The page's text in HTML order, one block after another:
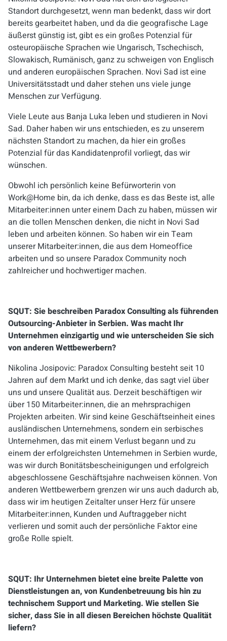
Standort durchgesetzt, wenn man bedenkt, dass wir dort
bereits gearbeitet haben, und da die geografische Lage
äußerst günstig ist, gibt es ein großes Potenzial für
osteuropäische Sprachen wie Ungarisch, Tschechisch,
Slowakisch, Rumänisch, ganz zu schweigen von Englisch
und anderen europäischen Sprachen. Novi Sad ist eine
Universitätsstadt und daher stehen uns viele junge
Menschen zur Verfügung.
Viele Leute aus Banja Luka leben und studieren in Novi
Sad. Daher haben wir uns entschieden, es zu unserem
nächsten Standort zu machen, da hier ein großes
Potenzial für das Kandidatenprofil vorliegt, das wir
wünschen.
Obwohl ich persönlich keine Befürworterin von
Work@Home bin, da ich denke, dass es das Beste ist, alle
Mitarbeiter:innen unter einem Dach zu haben, müssen wir
an die tollen Menschen denken, die nicht in Novi Sad
leben und arbeiten können. So haben wir ein Team
unserer Mitarbeiter:innen, die aus dem Homeoffice
arbeiten und so unsere Paradox Community noch
zahlreicher und hochwertiger machen.
SQUT: Sie beschreiben Paradox Consulting als führenden
Outsourcing-Anbieter in Serbien. Was macht Ihr
Unternehmen einzigartig und wie unterscheiden Sie sich
von anderen Wettbewerbern?
Nikolina Josipovic: Paradox Consulting besteht seit 10
Jahren auf dem Markt und ich denke, das sagt viel über
uns und unsere Qualität aus. Derzeit beschäftigen wir
über 150 Mitarbeiter:innen, die an mehrsprachigen
Projekten arbeiten. Wir sind keine Geschäftseinheit eines
ausländischen Unternehmens, sondern ein serbisches
Unternehmen, das mit einem Verlust begann und zu
einem der erfolgreichsten Unternehmen in Serbien wurde,
was wir durch Bonitätsbescheinigungen und erfolgreich
abgeschlossene Geschäftsjahre nachweisen können. Von
anderen Wettbewerbern grenzen wir uns auch dadurch ab,
dass wir im heutigen Zeitalter unser Herz für unsere
Mitarbeiter:innen, Kunden und Auftraggeber nicht
verlieren und somit auch der persönliche Faktor eine
große Rolle spielt.
SQUT: Ihr Unternehmen bietet eine breite Palette von
Dienstleistungen an, von Kundenbetreuung bis hin zu
technischem Support und Marketing. Wie stellen Sie
sicher, dass Sie in all diesen Bereichen höchste Qualität
liefern?